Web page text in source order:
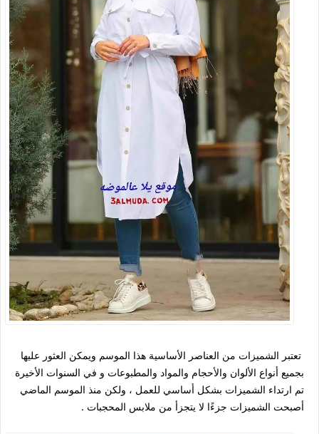
تعتبر الشميزات من العناصر الأساسية هذا الموسم ويمكن العثور عليها
بجميع أنواع الألوان والأحجام والمواد والمطبوعات و في السنوات الأخيرة
تم ارتداء الشميزات بشكل أساسي للعمل ، ولكن منذ الموسم الماضي
أصبحت الشميزات جزءًا لا يتجزأ من ملابس المحجبات .